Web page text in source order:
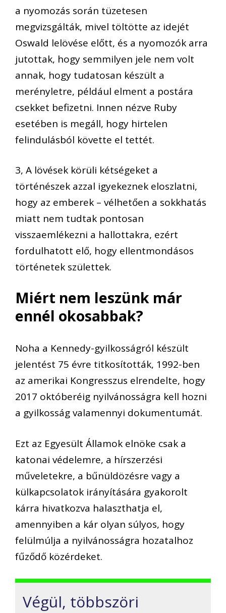
a nyomozás során tüzetesen
megvizsgálták, mivel töltötte az idejét
Oswald lelövése előtt, és a nyomozók arra
jutottak, hogy semmilyen jele nem volt
annak, hogy tudatosan készült a
merényletre, például elment a postára
csekket befizetni. Innen nézve Ruby
esetében is megáll, hogy hirtelen
felindulásból követte el tettét.
3, A lövések körüli kétségeket a
történészek azzal igyekeznek eloszlatni,
hogy az emberek – vélhetően a sokkhatás
miatt nem tudtak pontosan
visszaemlékezni a hallottakra, ezért
fordulhatott elő, hogy ellentmondásos
történetek születtek.
Miért nem leszünk már
ennél okosabbak?
Noha a Kennedy-gyilkosságról készült
jelentést 75 évre titkosították, 1992-ben
az amerikai Kongresszus elrendelte, hogy
2017 októberéig nyilvánosságra kell hozni
a gyilkosság valamennyi dokumentumát.
Ezt az Egyesült Államok elnöke csak a
katonai védelemre, a hírszerzési
műveletekre, a bűnüldözésre vagy a
külkapcsolatok irányítására gyakorolt
kárra hivatkozva halaszthatja el,
amennyiben a kár olyan súlyos, hogy
felülmúlja a nyilvánosságra hozatalhoz
fűződő közérdeket.
Végül, többszöri